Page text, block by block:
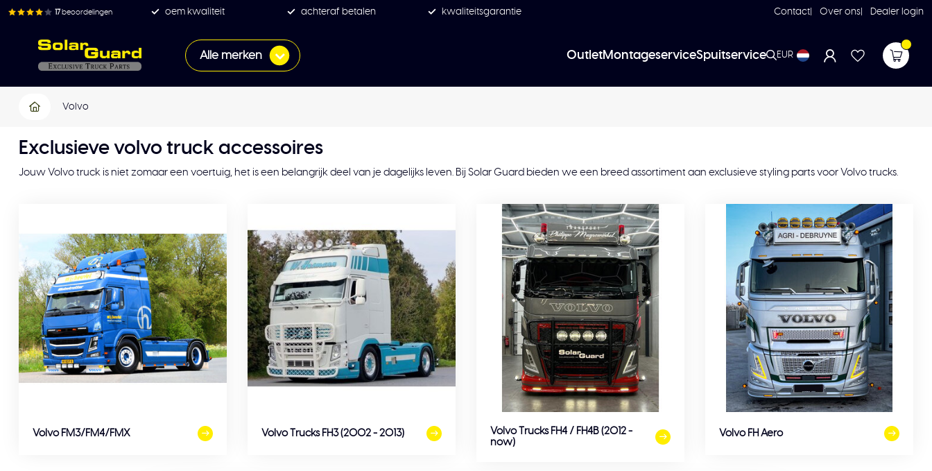
17 beoordelingen oem kwaliteit achteraf betalen kwaliteitsgarantie Contact Over ons Dealer login
Alle merken OutletMontageserviceSpuitservice EUR
Volvo
Exclusieve volvo truck accessoires
Jouw Volvo truck is niet zomaar een voertuig, het is een belangrijk deel van je dagelijks leven. Bij Solar Guard bieden we een breed assortiment aan exclusieve styling parts voor Volvo trucks.
Volvo FM3/FM4/FMX Volvo Trucks FH3 (2002 - 2013)
Volvo Trucks FH4 / FH4B (2012 -
now)
Volvo FH Aero